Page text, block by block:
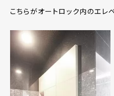
こちらがオートロック内のエレ